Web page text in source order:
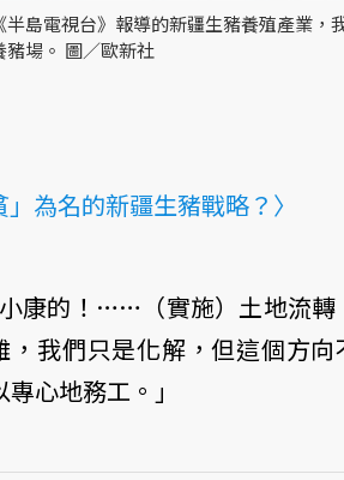
島電視台》報導的新疆生豬養殖產業，
場。 圖／歐新社
為名的新疆生豬戰略？〉
小康的！……（實施）土地流轉
我們只是化解，但這個方向
心地務工。」